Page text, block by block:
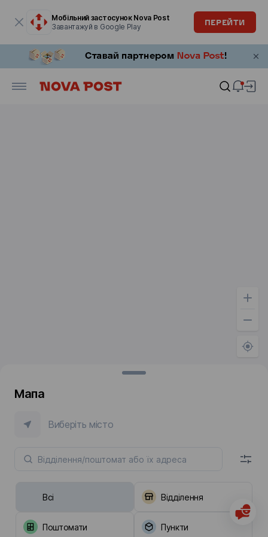
Мобільний застосунок Nova Post
Завантажуй в Google Play
ПЕРЕЙТИ
Мапа
Виберіть місто
Всі Відділення
Поштомати Пункти